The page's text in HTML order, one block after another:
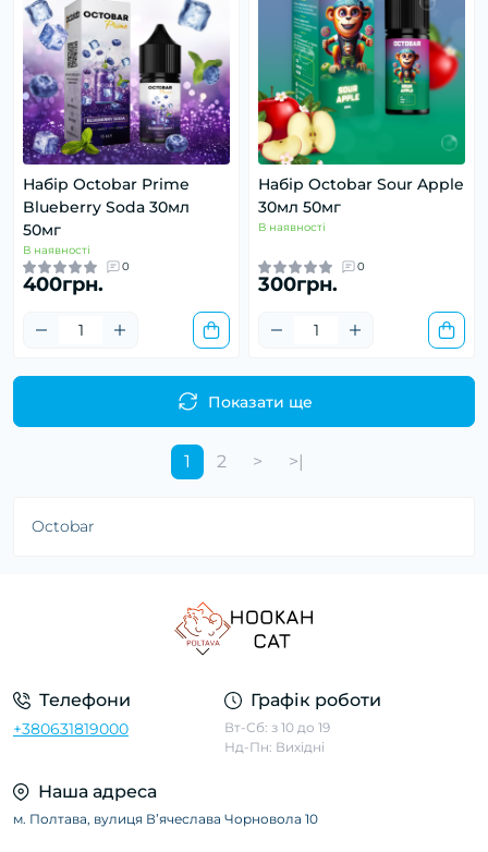
Набір Octobar Prime
Blueberry Soda 30мл
50мг
В наявності
0
400грн.
Набір Octobar Sour Apple
30мл 50мг
В наявності
0
300грн.
Показати ще
1 2 > >|
Octobar
Телефони
+380631819000
Графік роботи
Вт-Сб: з 10 до 19
Нд-Пн: Вихідні
Наша адреса
м. Полтава, вулиця Вʼячеслава Чорновола 10